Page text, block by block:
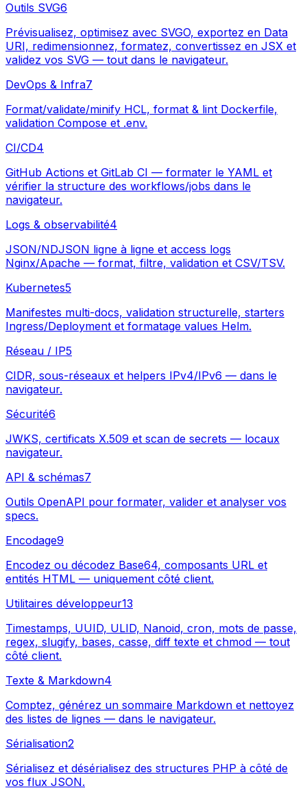
Outils SVG6
Prévisualisez, optimisez avec SVGO, exportez en Data
URI, redimensionnez, formatez, convertissez en JSX et
validez vos SVG — tout dans le navigateur.
DevOps & Infra7
Format/validate/minify HCL, format & lint Dockerfile,
validation Compose et .env.
CI/CD4
GitHub Actions et GitLab CI — formater le YAML et
vérifier la structure des workflows/jobs dans le
navigateur.
Logs & observabilité4
JSON/NDJSON ligne à ligne et access logs
Nginx/Apache — format, filtre, validation et CSV/TSV.
Kubernetes5
Manifestes multi-docs, validation structurelle, starters
Ingress/Deployment et formatage values Helm.
Réseau / IP5
CIDR, sous-réseaux et helpers IPv4/IPv6 — dans le
navigateur.
Sécurité6
JWKS, certificats X.509 et scan de secrets — locaux
navigateur.
API & schémas7
Outils OpenAPI pour formater, valider et analyser vos
specs.
Encodage9
Encodez ou décodez Base64, composants URL et
entités HTML — uniquement côté client.
Utilitaires développeur13
Timestamps, UUID, ULID, Nanoid, cron, mots de passe,
regex, slugify, bases, casse, diff texte et chmod — tout
côté client.
Texte & Markdown4
Comptez, générez un sommaire Markdown et nettoyez
des listes de lignes — dans le navigateur.
Sérialisation2
Sérialisez et désérialisez des structures PHP à côté de
vos flux JSON.